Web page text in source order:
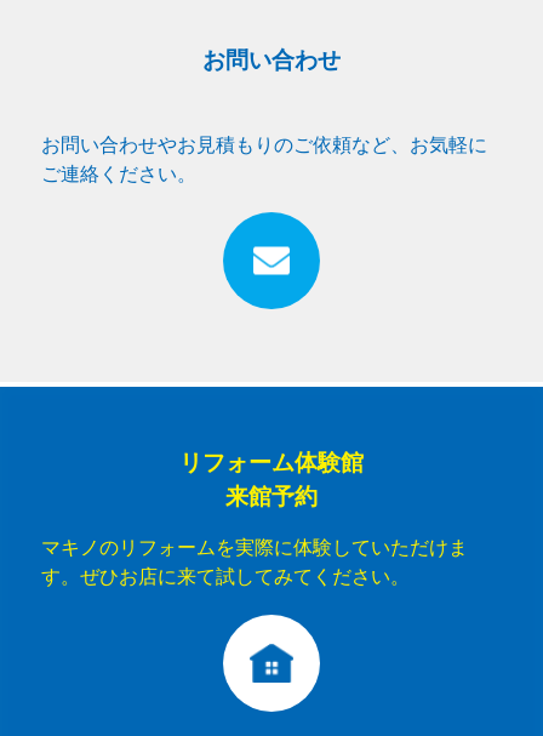
お問い合わせ
お問い合わせやお見積もりのご依頼など、お気軽に
ご連絡ください。
リフォーム体験館
来館予約
マキノのリフォームを実際に体験していただけま
す。ぜひお店に来て試してみてください。